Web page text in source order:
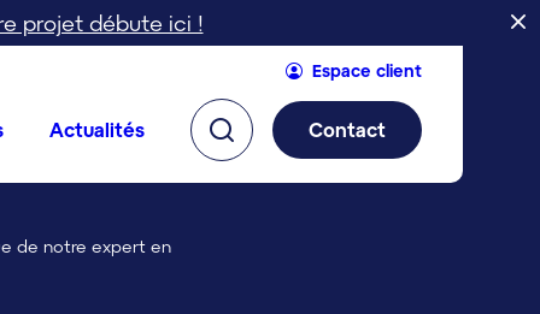
projet débute ici !
Espace client
Actualités Contact
de notre expert en